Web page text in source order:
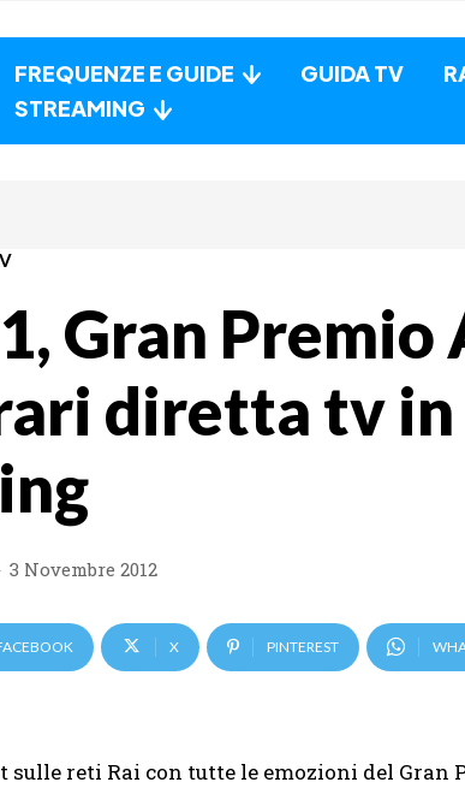
FREQUENZE E GUIDE GUIDA TV
STREAMING
Gran Premio
diretta tv in
3 Novembre 2012
X PINTEREST
reti Rai con tutte le emozioni del Gran